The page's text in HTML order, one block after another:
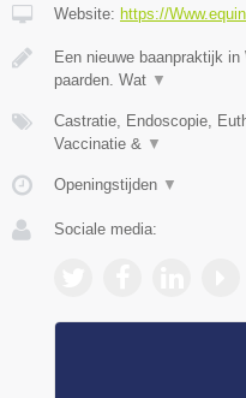
Website: https://
Een nieuwe baanpraktijk
paarden. Wat ▼
Castratie, Endoscopie,
Vaccinatie & ▼
Openingstijden ▼
Sociale media: